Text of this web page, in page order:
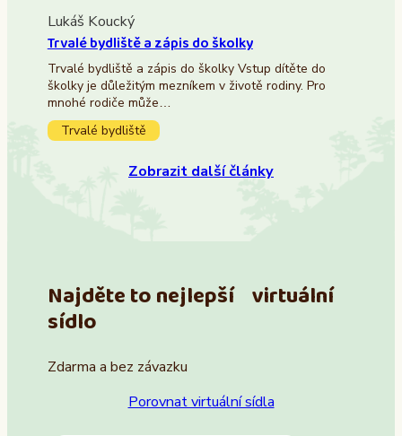
Lukáš Koucký
Trvalé bydliště a zápis do školky
Trvalé bydliště a zápis do školky Vstup dítěte do
školky je důležitým mezníkem v životě rodiny. Pro
mnohé rodiče může…
Trvalé bydliště
Zobrazit další články
Najděte to nejlepší virtuální
sídlo
Zdarma a bez závazku
Porovnat virtuální sídla